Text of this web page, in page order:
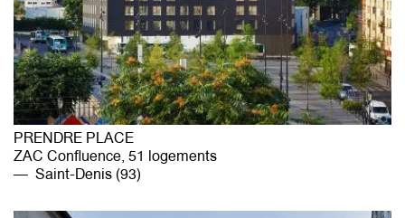
PRENDRE PLACE
ZAC Confluence, 51 logements
Saint-Denis (93)